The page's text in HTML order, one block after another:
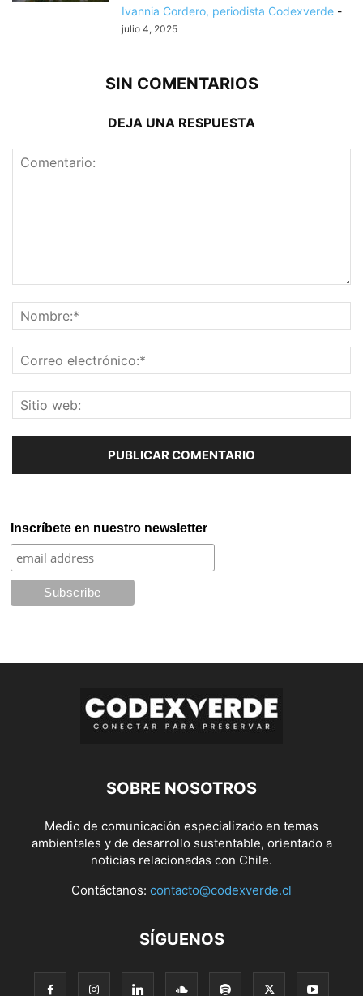
Ivannia Cordero, periodista Codexverde -
julio 4, 2025
SIN COMENTARIOS
DEJA UNA RESPUESTA
Inscríbete en nuestro newsletter
SOBRE NOSOTROS
Medio de comunicación especializado en temas
ambientales y de desarrollo sustentable, orientado a
noticias relacionadas con Chile.
Contáctanos: contacto@codexverde.cl
SÍGUENOS